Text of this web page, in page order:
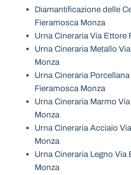
Diamantificazione delle
Fieramosca Monza
Urna Cineraria Via Ettore
Urna Cineraria Metallo
Monza
Urna Cineraria
Fieramosca Monza
Urna Cineraria Marmo
Monza
Urna Cineraria Acciaio
Monza
Urna Cineraria Legno Via
Monza